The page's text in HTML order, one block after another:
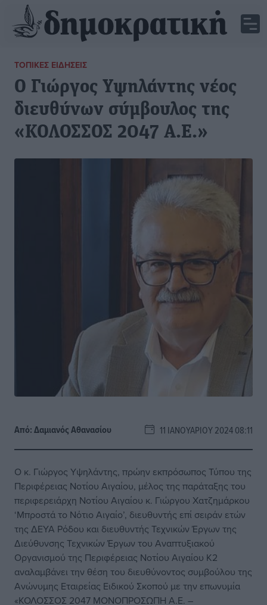
ΤΟΠΙΚΈΣ ΕΙΔΉΣΕΙΣ
Ο Γιώργος Υψηλάντης νέος
διευθύνων σύμβουλος της
«ΚΟΛΟΣΣΟΣ 2047 Α.Ε.»
Από:Δαμιανός Αθανασίου 11 ΙΑΝΟΥΑΡΊΟΥ 2024 08:11
Ο κ. Γιώργος Υψηλάντης, πρώην εκπρόσωπος Τύπου της
Περιφέρειας Νοτίου Αιγαίου, μέλος της παράταξης του
περιφερειάρχη Νοτίου Αιγαίου κ. Γιώργου Χατζημάρκου
‘Μπροστά το Νότιο Αιγαίο’, διευθυντής επί σειράν ετών
της ΔΕΥΑ Ρόδου και διευθυντής Τεχνικών Έργων της
Διεύθυνσης Τεχνικών Έργων του Αναπτυξιακού
Οργανισμού της Περιφέρειας Νοτίου Αιγαίου Κ2
αναλαμβάνει την θέση του διευθύνοντος συμβούλου της
Ανώνυμης Εταιρείας Ειδικού Σκοπού με την επωνυμία
«ΚΟΛΟΣΣΟΣ 2047 ΜΟΝΟΠΡΟΣΩΠΗ Α.Ε. –